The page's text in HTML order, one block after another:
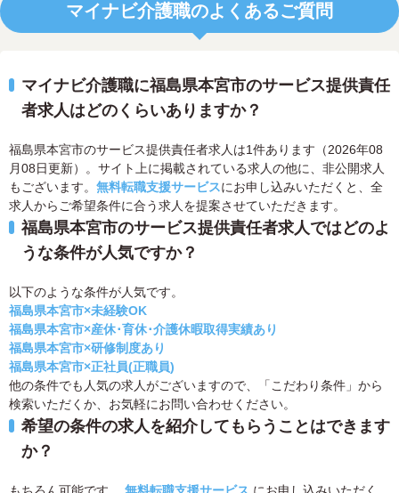
マイナビ介護職のよくあるご質問
マイナビ介護職に福島県本宮市のサービス提供責任
者求人はどのくらいありますか？
福島県本宮市のサービス提供責任者求人は1件あります（2026年08
月08日更新）。サイト上に掲載されている求人の他に、非公開求人
もございます。 無料転職支援サービスにお申し込みいただくと、全
求人からご希望条件に合う求人を提案させていただきます。
福島県本宮市のサービス提供責任者求人ではどのよ
うな条件が人気ですか？
以下のような条件が人気です。
福島県本宮市×未経験OK
福島県本宮市×産休･育休･介護休暇取得実績あり
福島県本宮市×研修制度あり
福島県本宮市×正社員(正職員)
他の条件でも人気の求人がございますので、「こだわり条件」から
検索いただくか、お気軽にお問い合わせください。
希望の条件の求人を紹介してもらうことはできます
か？